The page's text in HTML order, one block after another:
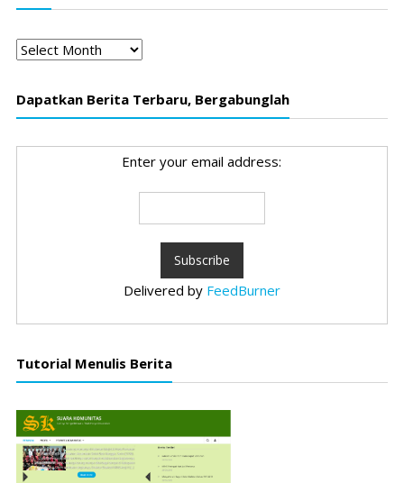
Arsip
Dapatkan Berita Terbaru, Bergabunglah
Enter your email address:
Delivered by FeedBurner
Tutorial Menulis Berita